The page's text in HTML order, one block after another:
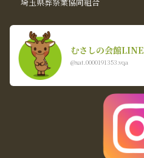
むさしの会館LINE
@xat.0000191353.vqa